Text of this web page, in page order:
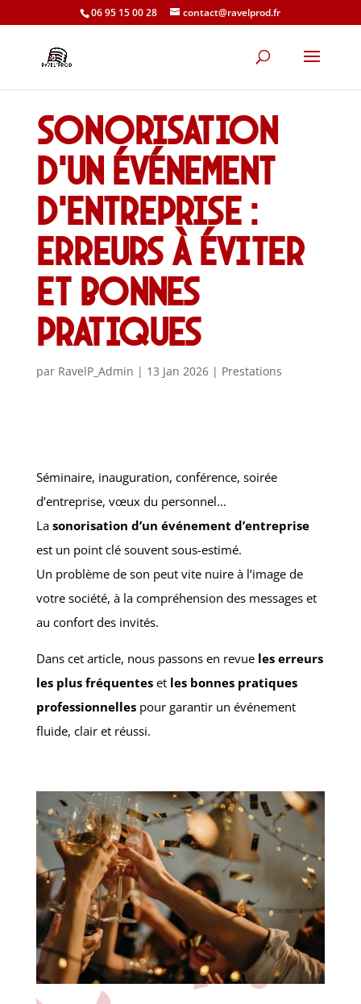
06 95 15 00 28 contact@ravelprod.fr
Sonorisation
d’un événement
d’entreprise :
erreurs à éviter
et bonnes
pratiques
par RavelP_Admin | 13 Jan 2026| Prestations
Séminaire, inauguration, conférence, soirée
d’entreprise, vœux du personnel…
La sonorisation d’un événement d’entreprise
est un point clé souvent sous-estimé.
Un problème de son peut vite nuire à l’image de
votre société, à la compréhension des messages et
au confort des invités.
Dans cet article, nous passons en revue les erreurs
les plus fréquenteset les bonnes pratiques
professionnellespour garantir un événement
fluide, clair et réussi.